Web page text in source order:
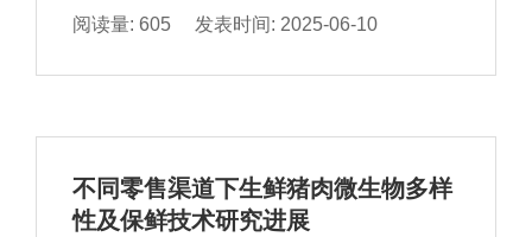
然多糖类食品添加剂，凭借其优良的特性在新
本文以KGM的分子结构为切入点，分析KGM
并基于功能特性探讨其对肉制品的影响及作用
其脂肪含量与热量、影响消化与吸收。此外，
还对其在新型人造肉制品中的应用进行了简要
阅读量: 605 发表时间: 2025-06-10
不同零售渠道下生鲜猪肉微生物多样
性及保鲜技术研究进展